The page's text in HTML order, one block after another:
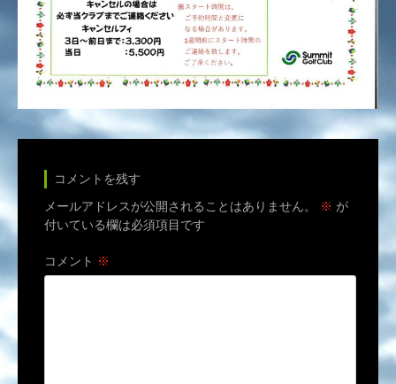
コメントを残す
メールアドレスが公開されることはありません。
※ が
付いている欄は必須項目です
コメント ※